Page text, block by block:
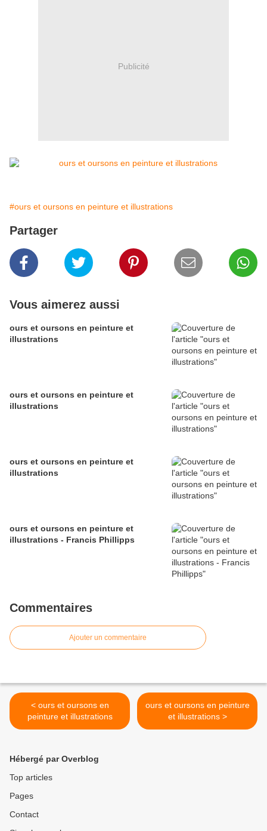
Publicité
#ours et oursons en peinture et illustrations
Partager
Vous aimerez aussi
ours et oursons en peinture et
illustrations
ours et oursons en peinture et
illustrations
ours et oursons en peinture et
illustrations
ours et oursons en peinture et
illustrations - Francis Phillipps
Commentaires
Ajouter un commentaire
< ours et oursons en
peinture et illustrations
ours et oursons en peinture
et illustrations >
Hébergé par Overblog
Top articles
Pages
Contact